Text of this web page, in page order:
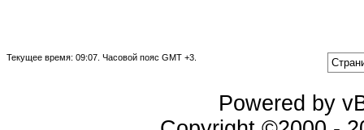
Текущее время: 09:07 . Часовой пояс GMT +3.
Powered by